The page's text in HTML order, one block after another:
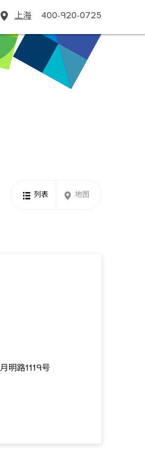
上海 400-920-0725
列表 地图
明路1119号